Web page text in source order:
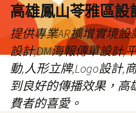
高雄鳳山苓雅區設
提供專業AR擴增實境設
設計,DM海報傳單設計,
動,人形立牌,Logo設計,
到良好的傳播效果，高
費者的喜愛。